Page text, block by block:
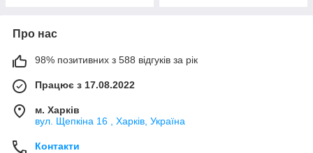
Про нас
98% позитивних з 588 відгуків за рік
Працює з 17.08.2022
м. Харків
вул. Щепкіна 16 , Харків, Україна
Контакти